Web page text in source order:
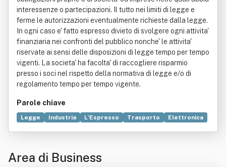
interessenze o partecipazioni. Il tutto nei limiti di legge e
ferme le autorizzazioni eventualmente richieste dalla legge.
In ogni caso e' fatto espresso divieto di svolgere ogni attivita'
finanziaria nei confronti del pubblico nonche' le attivita'
riservate ai sensi delle disposizioni di legge tempo per tempo
vigenti. La societa' ha facolta' di raccogliere risparmio
presso i soci nel rispetto della normativa di legge e/o di
regolamento tempo per tempo vigente.
Parole chiave
Legge Industria L'Espresso Trasporto
Elettronica
Industria metalmeccanica
Area di Business